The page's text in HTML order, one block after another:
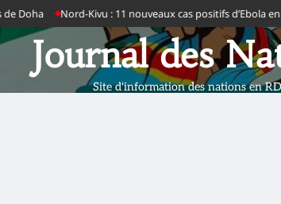
Nord-Kivu : 11 nouveaux cas positifs d’Ebola enregistrés
Journal des
Site d'information des nations en